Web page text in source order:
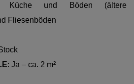
Küche und Böden (ältere
Fliesenböden
: Ja – ca. 2 m²